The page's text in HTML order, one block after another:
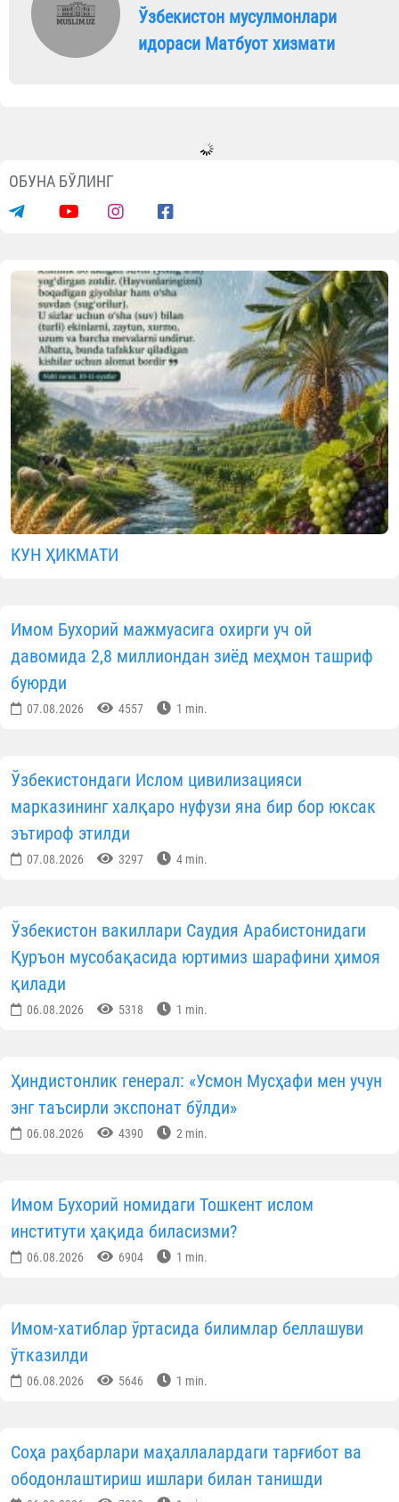
Ўзбекистон мусулмонлари
идораси Матбуот хизмати
ОБУНА БЎЛИНГ
КУН ҲИКМАТИ
Имом Бухорий мажмуасига охирги уч ой
давомида 2,8 миллиондан зиёд меҳмон ташриф
буюрди
07.08.2026 4557 1 min.
Ўзбекистондаги Ислом цивилизацияси
марказининг халқаро нуфузи яна бир бор юксак
эътироф этилди
07.08.2026 3297 4 min.
Ўзбекистон вакиллари Саудия Арабистонидаги
Қуръон мусобақасида юртимиз шарафини ҳимоя
қилади
06.08.2026 5318 1 min.
Ҳиндистонлик генерал: «Усмон Мусҳафи мен учун
энг таъсирли экспонат бўлди»
06.08.2026 4390 2 min.
Имом Бухорий номидаги Тошкент ислом
институти ҳақида биласизми?
06.08.2026 6904 1 min.
Имом-хатиблар ўртасида билимлар беллашуви
ўтказилди
06.08.2026 5646 1 min.
Соҳа раҳбарлари маҳаллалардаги тарғибот ва
ободонлаштириш ишлари билан танишди